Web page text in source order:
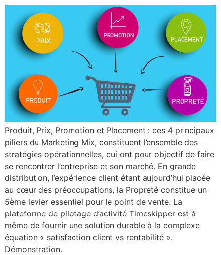
Produit, Prix, Promotion et Placement : ces 4 principaux
piliers du Marketing Mix, constituent l’ensemble des
stratégies opérationnelles, qui ont pour objectif de faire
se rencontrer l’entreprise et son marché. En grande
distribution, l’expérience client étant aujourd’hui placée
au cœur des préoccupations, la Propreté constitue un
5ème levier essentiel pour le point de vente. La
plateforme de pilotage d’activité Timeskipper est à
même de fournir une solution durable à la complexe
équation « satisfaction client vs rentabilité ».
Démonstration.